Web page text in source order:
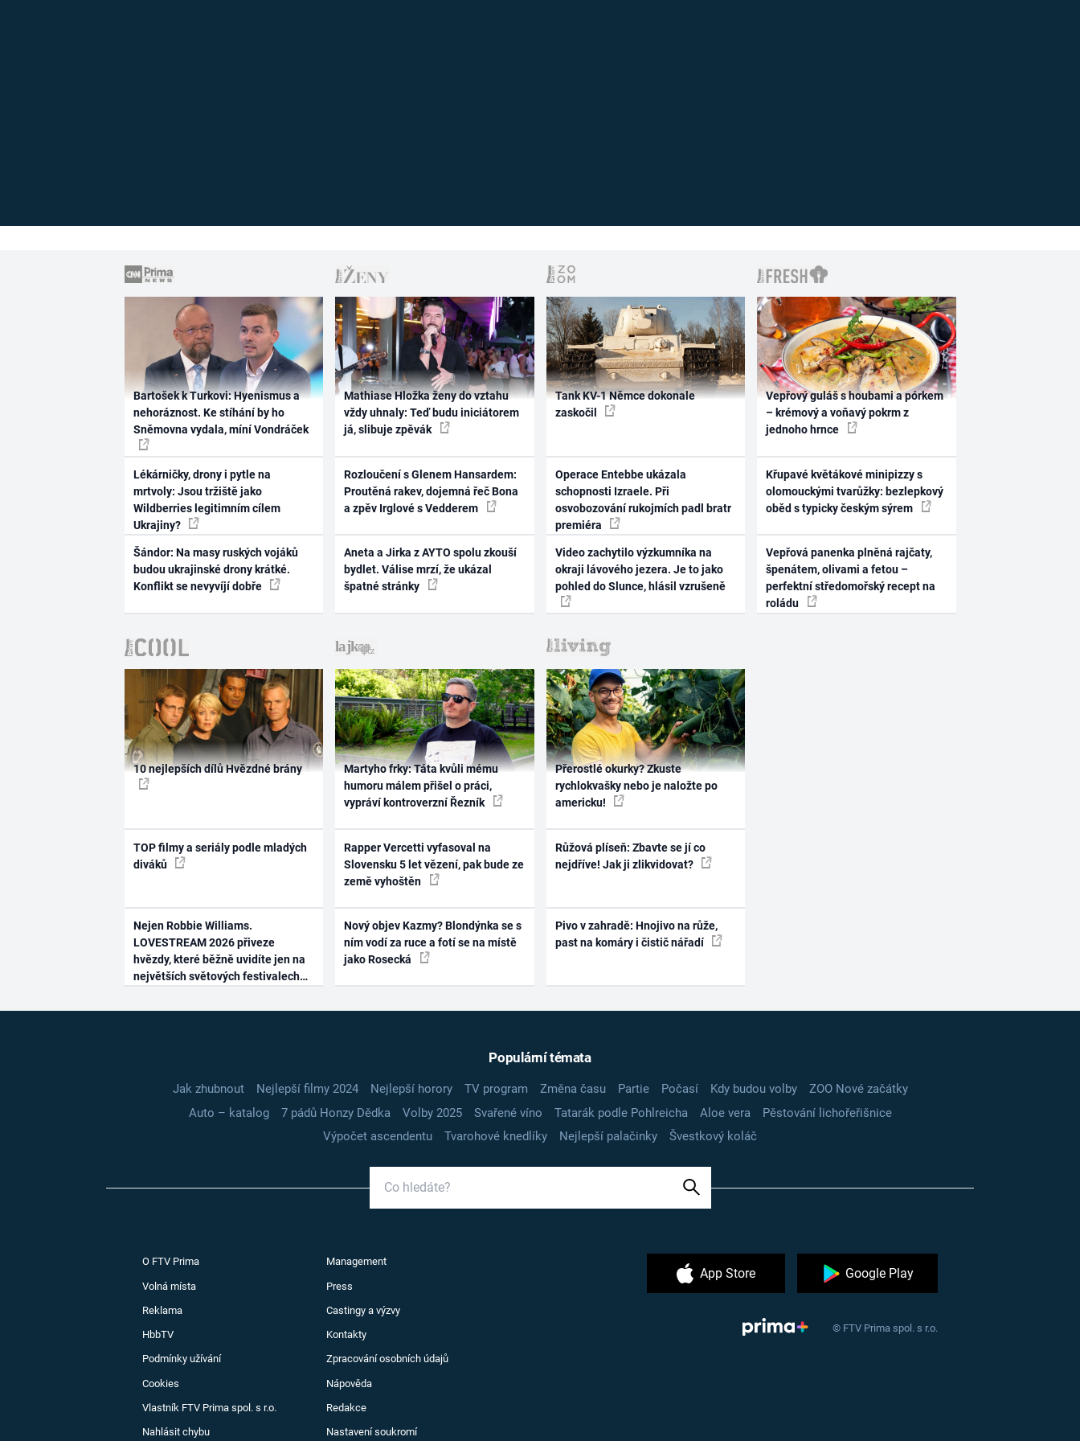
Bartošek k Turkovi: Hyenismus a
nehoráznost. Ke stíhání by ho
Sněmovna vydala, míní Vondráček
Lékárničky, drony i pytle na
mrtvoly: Jsou tržiště jako
Wildberries legitimním cílem
Ukrajiny?
Šándor: Na masy ruských vojáků
budou ukrajinské drony krátké.
Konflikt se nevyvíjí dobře
Mathiase Hložka ženy do vztahu
vždy uhnaly: Teď budu iniciátorem
já, slibuje zpěvák
Rozloučení s Glenem Hansardem:
Proutěná rakev, dojemná řeč Bona
a zpěv Irglové s Vedderem
Aneta a Jirka z AYTO spolu zkouší
bydlet. Válise mrzí, že ukázal
špatné stránky
Tank KV-1 Němce dokonale
zaskočil
Operace Entebbe ukázala
schopnosti Izraele. Při
osvobozování rukojmích padl bratr
premiéra
Video zachytilo výzkumníka na
okraji lávového jezera. Je to jako
pohled do Slunce, hlásil vzrušeně
Vepřový guláš s houbami a pórkem
– krémový a voňavý pokrm z
jednoho hrnce
Křupavé květákové minipizzy s
olomouckými tvarůžky: bezlepkový
oběd s typicky českým sýrem
Vepřová panenka plněná rajčaty,
špenátem, olivami a fetou –
perfektní středomořský recept na
roládu
10 nejlepších dílů Hvězdné brány
TOP filmy a seriály podle mladých
diváků
Nejen Robbie Williams.
LOVESTREAM 2026 přiveze
hvězdy, které běžně uvidíte jen na
největších světových festivalech
Martyho frky: Táta kvůli mému
humoru málem přišel o práci,
vypráví kontroverzní Řezník
Rapper Vercetti vyfasoval na
Slovensku 5 let vězení, pak bude ze
země vyhoštěn
Nový objev Kazmy? Blondýnka se s
ním vodí za ruce a fotí se na místě
jako Rosecká
Přerostlé okurky? Zkuste
rychlokvašky nebo je naložte po
americku!
Růžová plíseň: Zbavte se jí co
nejdříve! Jak ji zlikvidovat?
Pivo v zahradě: Hnojivo na růže,
past na komáry i čistič nářadí
Populární témata
Jak zhubnout Nejlepší filmy 2024 Nejlepší horory TV program Změna času Partie Počasí Kdy budou volby
ZOO Nové začátky
Auto – katalog
7 pádů Honzy Dědka Volby 2025 Svařené víno Tatarák podle Pohlreicha Aloe vera
Pěstování lichořeřišnice
Výpočet ascendentu
Tvarohové knedlíky Nejlepší palačinky Švestkový koláč
O FTV Prima Management
Volná místa Press
Reklama Castingy a výzvy
HbbTV Kontakty
Podmínky užívání Zpracování osobních údajů
Cookies Nápověda
Vlastník FTV Prima spol. s r.o. Redakce
Nahlásit chybu Nastavení soukromí
App Store Google Play
© FTV Prima spol. s r.o.